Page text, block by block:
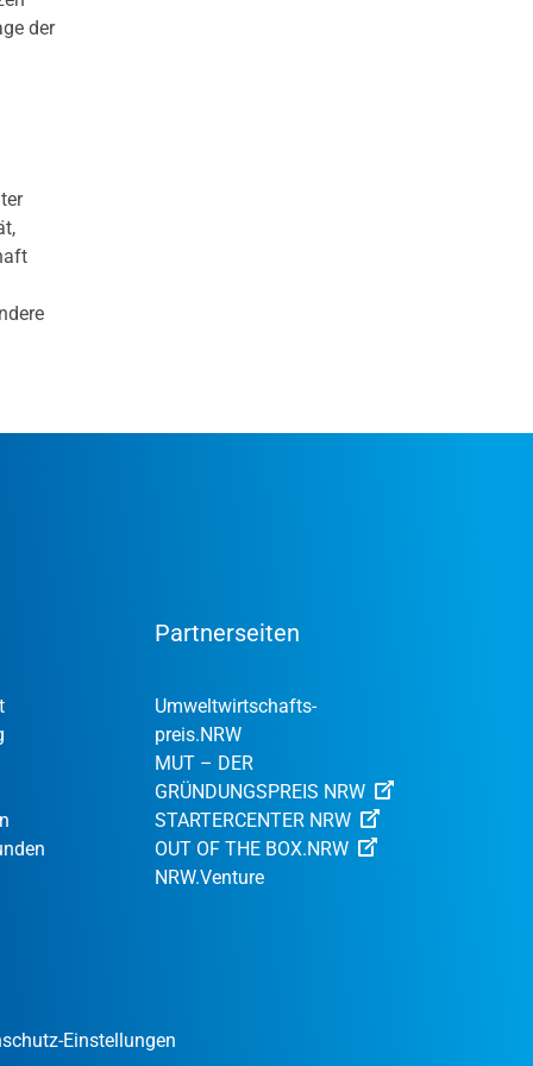
der
Partnerseiten
Umweltwirtschafts­
preis.NRW
MUT – DER
GRÜNDUNGSPREIS NRW
STARTERCENTER NRW
OUT OF THE BOX.NRW
NRW.Venture
Einstellungen